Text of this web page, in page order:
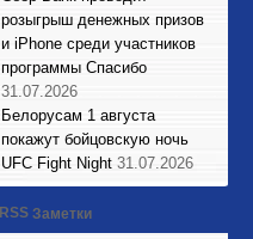
розыгрыш денежных призов
и iPhone среди участников
программы Спасибо
31.07.2026
Белорусам 1 августа
покажут бойцовскую ночь
UFC Fight Night 31.07.2026
Заметки